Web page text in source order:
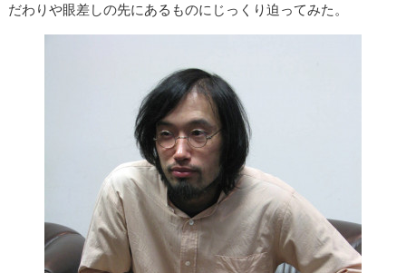
だわりや眼差しの先にあるものにじっくり迫ってみた。